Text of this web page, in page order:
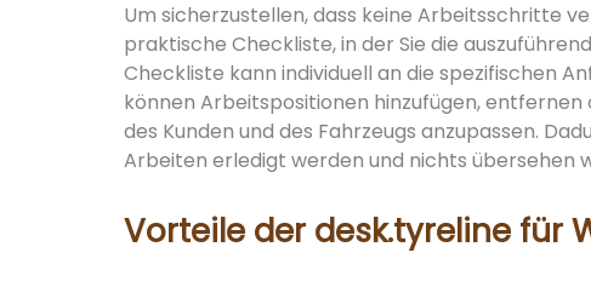
Um sicherzustellen, dass keine Arbeitsschritte
praktische Checkliste, in der Sie die
Checkliste kann individuell an die spezifischen
können Arbeitspositionen hinzufügen,
des Kunden und des Fahrzeugs anzupassen.
Arbeiten erledigt werden und nichts übersehen
Vorteile der desk.tyreline für